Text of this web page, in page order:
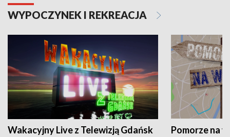
WYPOCZYNEK I REKREACJA
Wakacyjny Live z Telewizją Gdańsk Pomorze na